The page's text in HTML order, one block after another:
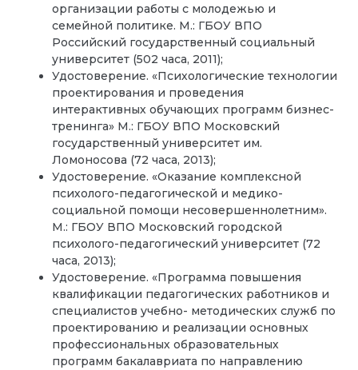
организации работы с молодежью и
семейной политике. М.: ГБОУ ВПО
Российский государственный социальный
университет (502 часа, 2011);
Удостоверение. «Психологические технологии
проектирования и проведения
интерактивных обучающих программ бизнес-
тренинга» М.: ГБОУ ВПО Московский
государственный университет им.
Ломоносова (72 часа, 2013);
Удостоверение. «Оказание комплексной
психолого-педагогической и медико-
социальной помощи несовершеннолетним».
М.: ГБОУ ВПО Московский городской
психолого-педагогический университет (72
часа, 2013);
Удостоверение. «Программа повышения
квалификации педагогических работников и
специалистов учебно- методических служб по
проектированию и реализации основных
профессиональных образовательных
программ бакалавриата по направлению